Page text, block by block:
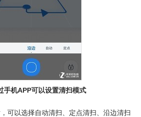
手机APP可以设置清扫模式
可以选择自动清扫、定点清扫、沿边清扫